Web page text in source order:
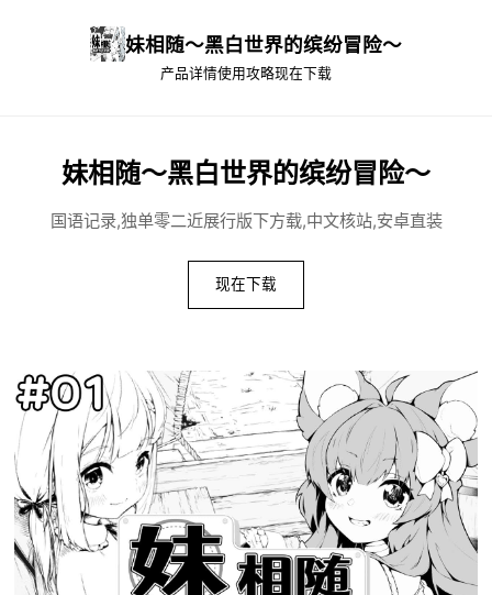
妹相随～黑白世界的缤纷冒险～
产品详情使用攻略现在下载
妹相随～黑白世界的缤纷冒险～
国语记录,独单零二近展行版下方载,中文核站,安卓直装
现在下载